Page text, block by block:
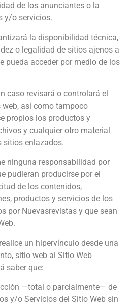
de los anunciantes o la
y/o servicios.
la disponibilidad técnica,
o legalidad de sitios ajenos a
pueda acceder por medio de los
caso revisará o controlará el
así como tampoco
propios los productos y
y cualquier otro material
sitios enlazados.
ninguna responsabilidad por
pudieran producirse por el
de los contenidos,
productos y servicios de los
por Nuevasrevistas y que sean
un hipervínculo desde una
sitio web al Sitio Web
saber que:
—total o parcialmente— de
y/o Servicios del Sitio Web sin